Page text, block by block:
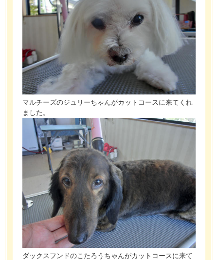
マルチーズのジュリーちゃんがカットコースに来てくれ
ました。
ダックスフンドのこたろうちゃんがカットコースに来て